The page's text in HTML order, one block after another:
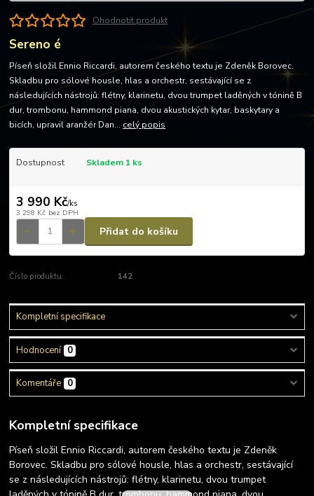
Ohodnotit produkt
Sereno é
Píseň složil Ennio Riccardi, autorem českého textu je Zdeněk Borovec.
Skladbu pro sólové housle, hlas a orchestr, sestávající se z
následujících nástrojů: flétny, klarinetu, dvou trumpet laděných v tónině B
dur, trombonu, hammond piana, dvou akustických kytar, baskytary a
bicích, upravil aranžér Dan... celý popis
Dostupnost Skladem 1 ks
3 990 Kč/ks
3 298 Kč bez DPH
Přidat do košíku
Číslo produktu: 142
Kompletní specifikace
Hodnocení 0
Komentáře 0
Kompletní specifikace
Píseň složil Ennio Riccardi, autorem českého textu je Zdeněk
Borovec. Skladbu pro sólové housle, hlas a orchestr, sestávající
se z následujících nástrojů: flétny, klarinetu, dvou trumpet